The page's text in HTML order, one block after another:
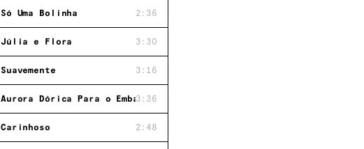
Só Uma Bolinha 2:36
Júlia e Flora 3:30
Suavemente 3:16
Aurora Dórica Para o Embaixador de Júpiter
3:36
Carinhoso 2:48